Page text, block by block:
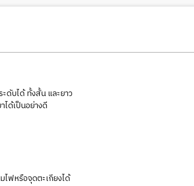
ดับได้ ทั้งสั้น และยาว
ได้เป็นอย่างดี
ไฟหรือจุดตะเกียงได้